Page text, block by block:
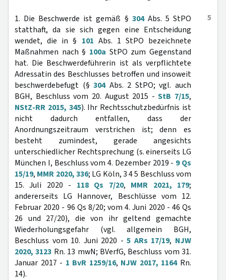
5
1. Die Beschwerde ist gemäß § 304Abs. 5 StPO
statthaft, da sie sich gegen eine Entscheidung
wendet, die in § 101 Abs. 1 StPO bezeichnete
Maßnahmen nach § 100a StPO zum Gegenstand
hat. Die Beschwerdeführerin ist als verpflichtete
Adressatin des Beschlusses betroffen und insoweit
beschwerdebefugt (§304Abs. 2 StPO; vgl. auch
BGH, Beschluss vom 20. August 2015 -StB 7/15,
NStZ-RR 2015, 345). Ihr Rechtsschutzbedürfnis ist
nicht dadurch entfallen, dass der
Anordnungszeitraum verstrichen ist; denn es
besteht zumindest, gerade angesichts
unterschiedlicher Rechtsprechung (s. einerseits LG
München I, Beschluss vom 4. Dezember 2019 - 9 Qs
15/19, MMR 2020, 336; LG Köln, 3 4 5 Beschluss vom
15. Juli 2020 - 118 Qs 7/20, MMR 2021, 179;
andererseits LG Hannover, Beschlüsse vom 12.
Februar 2020 - 96 Qs 8/20; vom 4. Juni 2020 - 46 Qs
26 und 27/20), die von ihr geltend gemachte
Wiederholungsgefahr (vgl. allgemein BGH,
Beschluss vom 10. Juni 2020 -5 ARs 17/19, NJW
2020, 3123 Rn. 13 mwN; BVerfG, Beschluss vom 31.
Januar 2017 - 1 BvR 1259/16, NJW 2017, 1164Rn.
14).